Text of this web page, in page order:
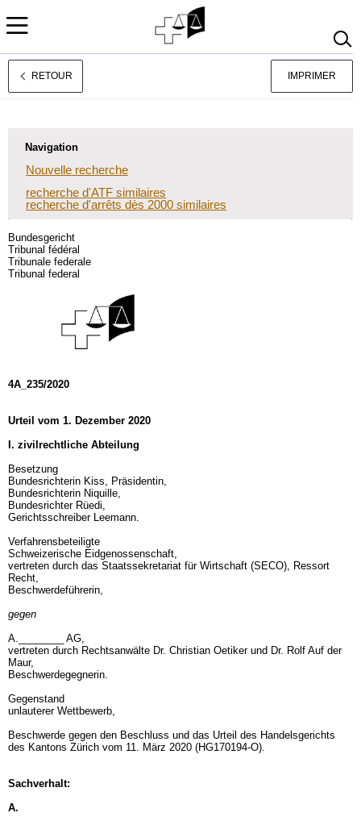
Deutsch
RETOUR IMPRIMER
Navigation
Nouvelle recherche
recherche d'ATF similaires
recherche d'arrêts dès 2000 similaires
Bundesgericht
Tribunal fédéral
Tribunale federale
Tribunal federal
4A_235/2020
Urteil vom 1. Dezember 2020
I. zivilrechtliche Abteilung
Besetzung
Bundesrichterin Kiss, Präsidentin,
Bundesrichterin Niquille,
Bundesrichter Rüedi,
Gerichtsschreiber Leemann.
Verfahrensbeteiligte
Schweizerische Eidgenossenschaft,
vertreten durch das Staatssekretariat für Wirtschaft (SECO), Ressort
Recht,
Beschwerdeführerin,
gegen
A.________ AG,
vertreten durch Rechtsanwälte Dr. Christian Oetiker und Dr. Rolf Auf der
Maur,
Beschwerdegegnerin.
Gegenstand
unlauterer Wettbewerb,
Beschwerde gegen den Beschluss und das Urteil des Handelsgerichts
des Kantons Zürich vom 11. März 2020 (HG170194-O).
Sachverhalt:
A.